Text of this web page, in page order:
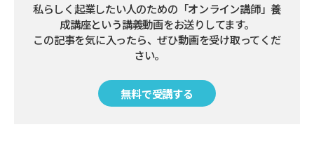
私らしく起業したい人のための「オンライン講師」養
成講座という講義動画をお送りしてます。
この記事を気に入ったら、ぜひ動画を受け取ってくだ
さい。
無料で受講する